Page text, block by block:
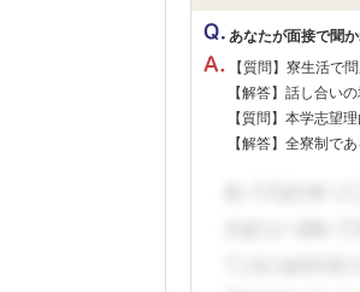
あなたが面接で聞
【質問】寮生活で
【解答】話し合い
【質問】本学志望理
【解答】全寮制で